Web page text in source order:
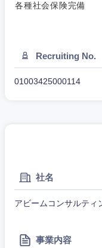
各種社会保険完備
Recruiting No.
01003425000114
社名
アビームコンサルティ
事業内容